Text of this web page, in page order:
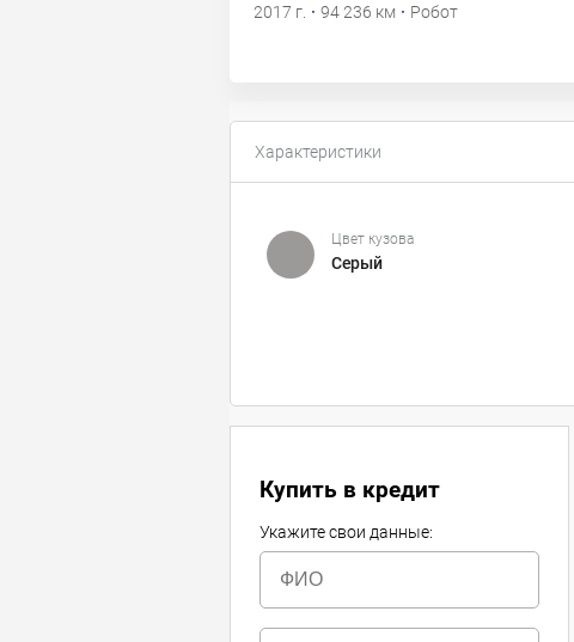
2017 г. · 94 236 км · Робот
Характеристики
Цвет кузова
Серый
Купить в кредит
Укажите свои данные: